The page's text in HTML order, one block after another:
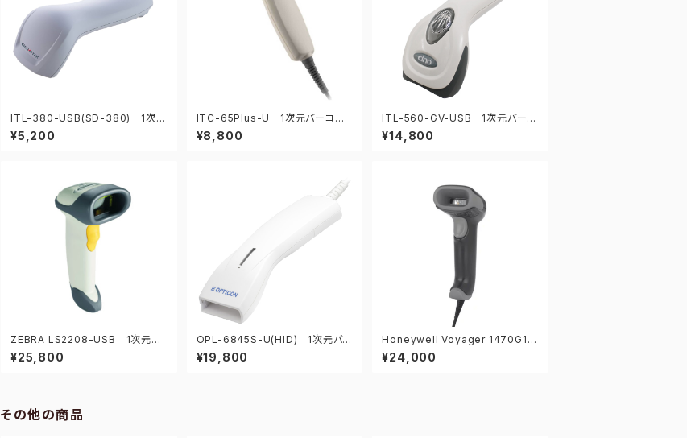
ITL-380-USB(SD-380) 1次元
CCDバーコードリーダー
¥5,200
ITC-65Plus-U 1次元バーコー
ドリーダー
¥8,800
ITL-560-GV-USB 1次元バーコ
ードリーダー
¥14,800
ZEBRA LS2208-USB 1次元バ
ーコードリーダー
¥25,800
OPL-6845S-U(HID) 1次元バー
コードリーダー
¥19,800
Honeywell Voyager 1470G1D
-USB 1次元バーコードリーダー
¥24,000
その他の商品